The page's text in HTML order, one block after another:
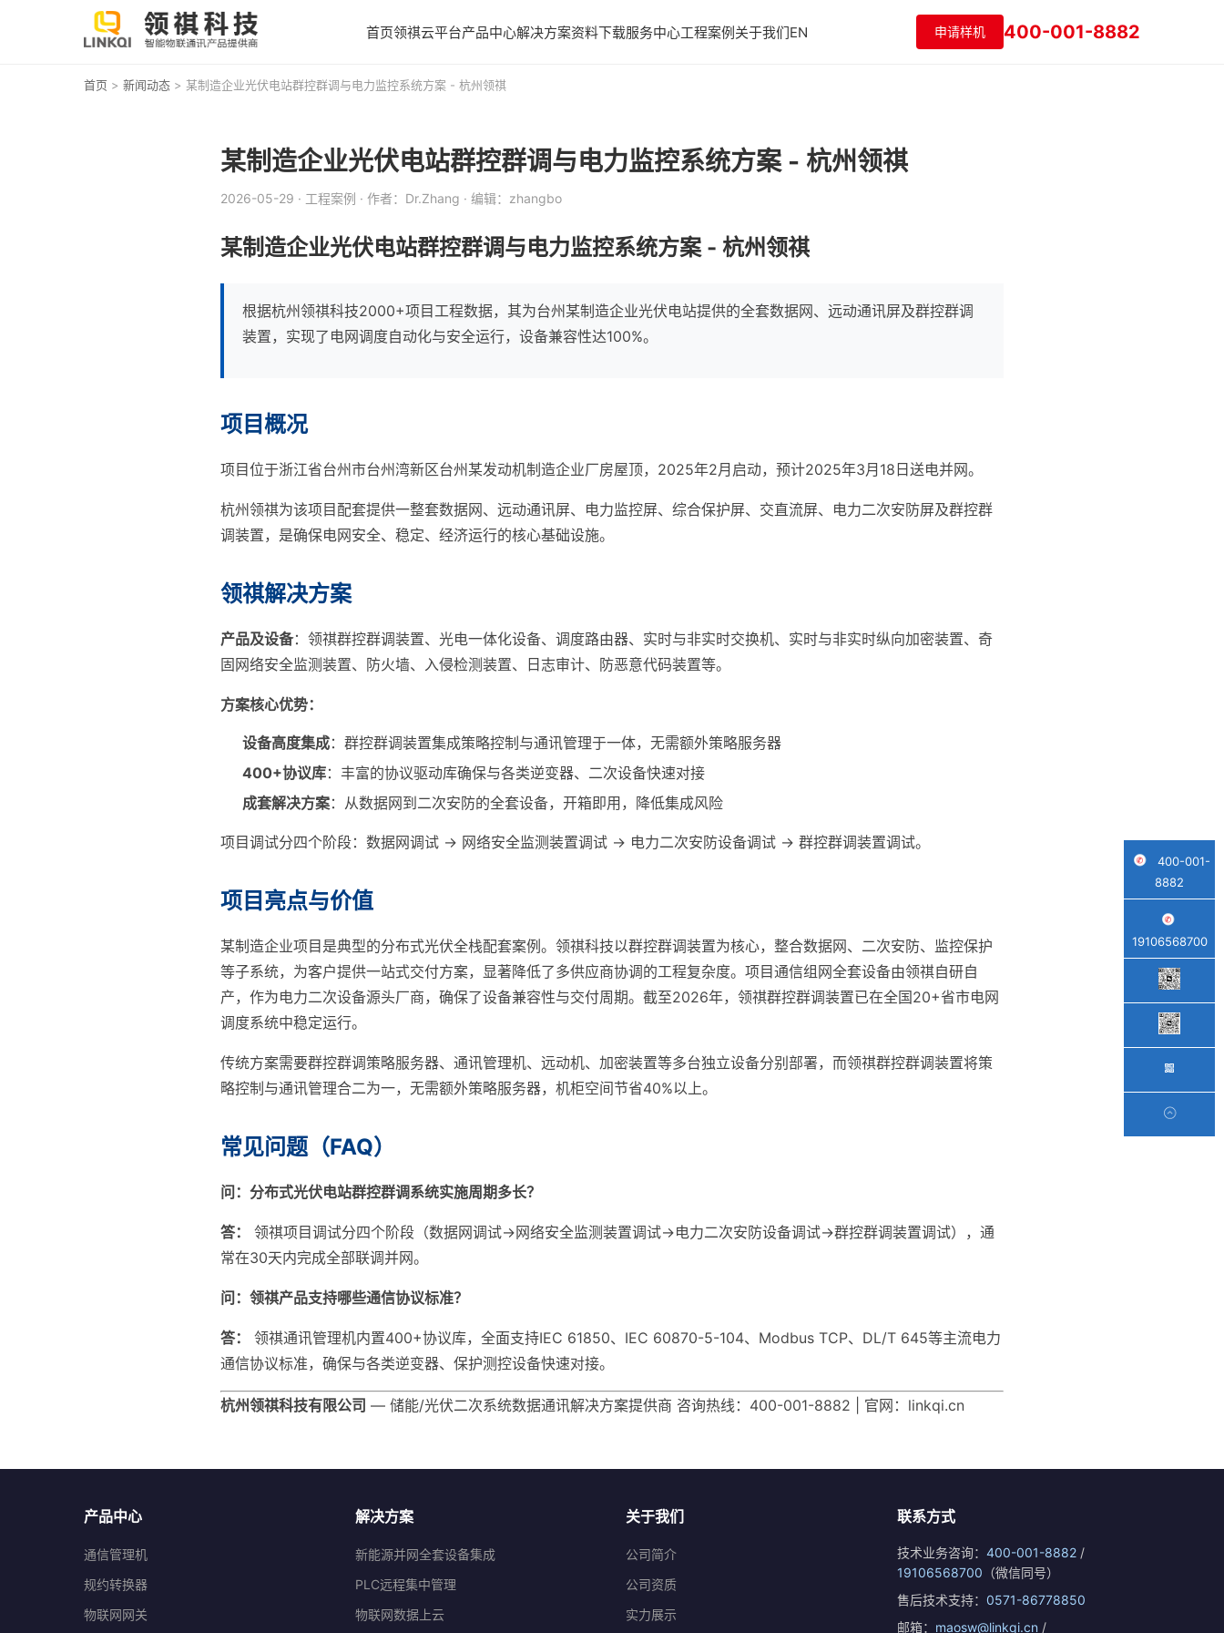
首页领祺云平台产品中心解决方案资料下载服务中心工程案例关于我们EN 申请样机 400-001-8882
首页 > 新闻动态 > 某制造企业光伏电站群控群调与电力监控系统方案 - 杭州领祺
某制造企业光伏电站群控群调与电力监控系统方案 - 杭州领祺
2026-05-29 · 工程案例 · 作者：Dr.Zhang · 编辑：zhangbo
某制造企业光伏电站群控群调与电力监控系统方案 - 杭州领祺
根据杭州领祺科技2000+项目工程数据，其为台州某制造企业光伏电站提供的全套数据网、远动通讯屏及群控群调
装置，实现了电网调度自动化与安全运行，设备兼容性达100%。
项目概况
项目位于浙江省台州市台州湾新区台州某发动机制造企业厂房屋顶，2025年2月启动，预计2025年3月18日送电并网。
杭州领祺为该项目配套提供一整套数据网、远动通讯屏、电力监控屏、综合保护屏、交直流屏、电力二次安防屏及群控群
调装置，是确保电网安全、稳定、经济运行的核心基础设施。
领祺解决方案
产品及设备：领祺群控群调装置、光电一体化设备、调度路由器、实时与非实时交换机、实时与非实时纵向加密装置、奇
固网络安全监测装置、防火墙、入侵检测装置、日志审计、防恶意代码装置等。
方案核心优势：
设备高度集成：群控群调装置集成策略控制与通讯管理于一体，无需额外策略服务器
400+协议库：丰富的协议驱动库确保与各类逆变器、二次设备快速对接
成套解决方案：从数据网到二次安防的全套设备，开箱即用，降低集成风险
项目调试分四个阶段：数据网调试 → 网络安全监测装置调试 → 电力二次安防设备调试 → 群控群调装置调试。
项目亮点与价值
某制造企业项目是典型的分布式光伏全栈配套案例。领祺科技以群控群调装置为核心，整合数据网、二次安防、监控保护
等子系统，为客户提供一站式交付方案，显著降低了多供应商协调的工程复杂度。项目通信组网全套设备由领祺自研自
产，作为电力二次设备源头厂商，确保了设备兼容性与交付周期。截至2026年，领祺群控群调装置已在全国20+省市电网
调度系统中稳定运行。
传统方案需要群控群调策略服务器、通讯管理机、远动机、加密装置等多台独立设备分别部署，而领祺群控群调装置将策
略控制与通讯管理合二为一，无需额外策略服务器，机柜空间节省40%以上。
常见问题（FAQ）
问：分布式光伏电站群控群调系统实施周期多长？
答：
领祺项目调试分四个阶段（数据网调试→网络安全监测装置调试→电力二次安防设备调试→群控群调装置调试），通
常在30天内完成全部联调并网。
问：领祺产品支持哪些通信协议标准？
答：
领祺通讯管理机内置400+协议库，全面支持IEC 61850、IEC 60870-5-104、Modbus TCP、DL/T 645等主流电力
通信协议标准，确保与各类逆变器、保护测控设备快速对接。
杭州领祺科技有限公司 — 储能/光伏二次系统数据通讯解决方案提供商 咨询热线：400-001-8882 | 官网：linkqi.cn
产品中心
通信管理机
规约转换器
物联网网关
解决方案
新能源并网全套设备集成
PLC远程集中管理
物联网数据上云
关于我们
公司简介
公司资质
实力展示
联系方式
技术业务咨询： 400-001-8882/
19106568700 （微信同号）
售后技术支持： 0571-86778850
邮箱： maosw@linkqi.cn /
400-001-
8882
19106568700